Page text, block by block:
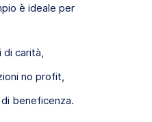
è ideale per
carità,
no profit,
beneficenza.